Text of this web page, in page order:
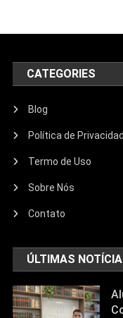
CATEGORIES
Blog
Política de
Termo de Uso
Sobre Nós
Contato
ÚLTIMAS